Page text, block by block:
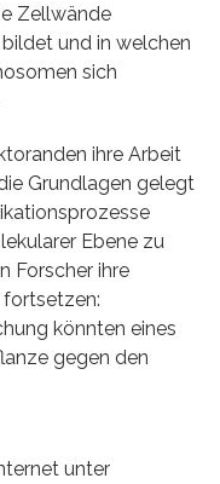
Zellwände
und in welchen
sich
ihre Arbeit
Grundlagen gelegt
Ebene zu
Forscher ihre
könnten eines
gegen den
unter